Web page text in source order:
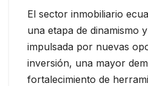
El sector inmobiliario
una etapa de dinamismo
impulsada por nuevas
inversión, una mayor
fortalecimiento de